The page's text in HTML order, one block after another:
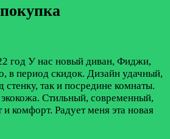
год У нас новый диван, Фиджи,
в период скидок. Дизайн удачный,
стенку, так и посредине комнаты.
Стильный, современный,
и комфорт. Радует меня эта новая